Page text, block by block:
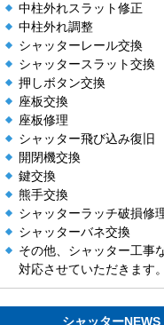
中柱外れスラット修正
中柱外れ調整
シャッターレール交換
シャッタースラット交換
押しボタン交換
座板交換
座板修理
シャッター飛び込み復旧
開閉機交換
鍵交換
熊手交換
シャッターラッチ破損修
シャッターバネ交換
その他、シャッター工事
対応させていただきます。
シャッターNEWS